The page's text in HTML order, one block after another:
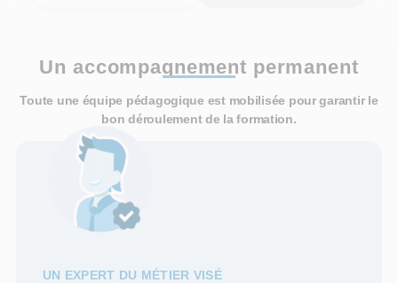
Un accompagnement permanent
Toute une équipe pédagogique est mobilisée pour garantir le
bon déroulement de la formation.
UN EXPERT DU MÉTIER VISÉ